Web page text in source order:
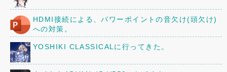
HDMI接続による、パワーポイントの音欠け(頭欠け)
への対策。
YOSHIKI CLASSICALに行ってきた。